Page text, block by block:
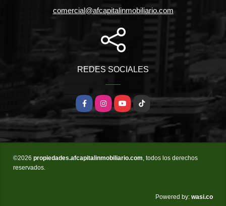
comercial@afcapitalinmobiliario.com
REDES SOCIALES
FacebookInstagramYouTubeTikTok
©2026 propiedades.afcapitalinmobiliario.com, todos los derechos
reservados.
Powered by: wasi.co